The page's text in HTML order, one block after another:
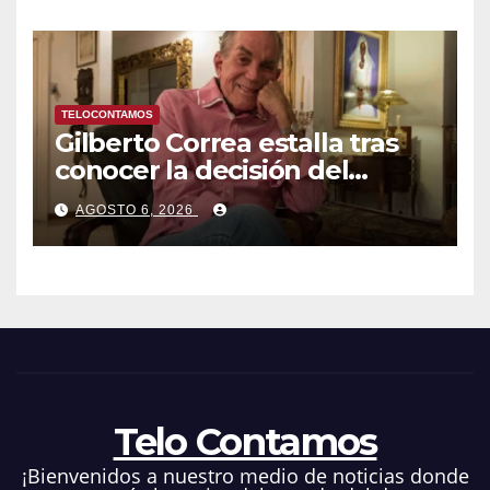
TELOCONTAMOS
Gilberto Correa estalla tras
conocer la decisión del
tribunal en su caso
AGOSTO 6, 2026
Telo Contamos
¡Bienvenidos a nuestro medio de noticias donde